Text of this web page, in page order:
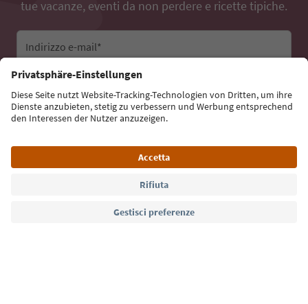
tue vacanze, eventi da non perdere e ricette tipiche.
Indirizzo e-mail*
Iscriviti alla newsletter